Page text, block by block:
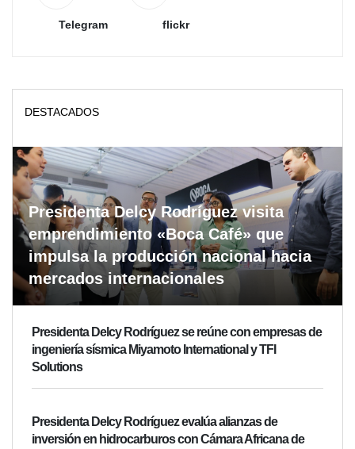
Telegram flickr
DESTACADOS
Presidenta Delcy Rodríguez visita
emprendimiento «Boca Café» que
impulsa la producción nacional hacia
mercados internacionales
Presidenta Delcy Rodríguez se reúne con empresas de
ingeniería sísmica Miyamoto International y TFI
Solutions
Presidenta Delcy Rodríguez evalúa alianzas de
inversión en hidrocarburos con Cámara Africana de